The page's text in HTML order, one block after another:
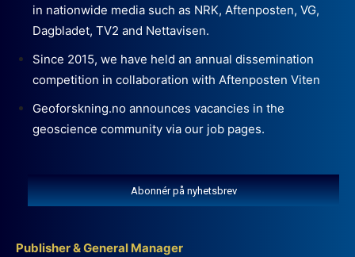
in nationwide media such as NRK, Aftenposten, VG,
Dagbladet, TV2 and Nettavisen.
Since 2015, we have held an annual dissemination
competition in collaboration with Aftenposten Viten
Geoforskning.no announces vacancies in the
geoscience community via our job pages.
Abonnér på nyhetsbrev
Publisher & General Manager